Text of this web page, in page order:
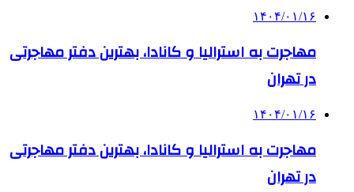
۱۴۰۴/۰۱/۱۶
مهاجرت به استرالیا و کانادا، بهترین دفتر مهاجرتی
در تهران
۱۴۰۴/۰۱/۱۶
مهاجرت به استرالیا و کانادا، بهترین دفتر مهاجرتی
در تهران